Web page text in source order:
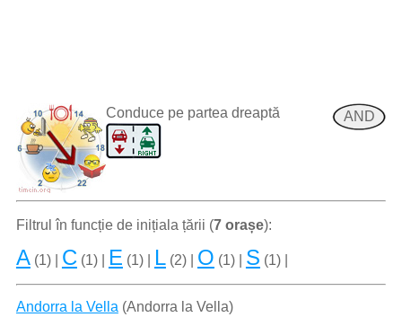
AND
Conduce pe partea dreaptă
Filtrul în funcție de inițiala țării (7 orașe):
A(1) | C (1) | E (1) | L(2) | O (1) | S (1) |
Andorra la Vella (Andorra la Vella)